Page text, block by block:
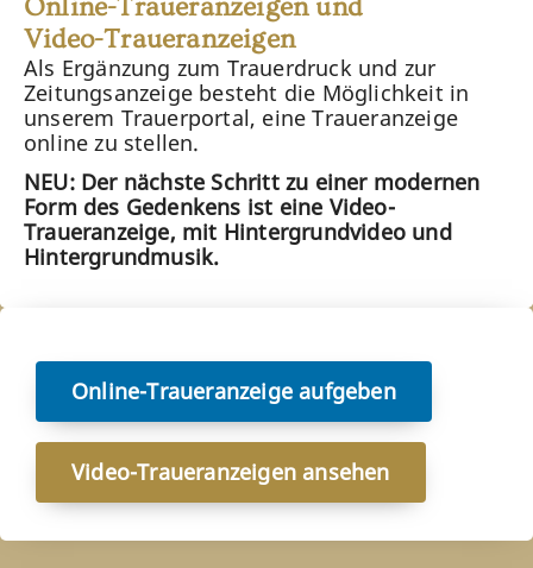
Online-Traueranzeigen und
Video-Traueranzeigen
Als Ergänzung zum Trauerdruck und zur
Zeitungsanzeige besteht die Möglichkeit in
unserem Trauerportal, eine Traueranzeige
online zu stellen.
NEU: Der nächste Schritt zu einer modernen
Form des Gedenkens ist eine Video-
Traueranzeige, mit Hintergrundvideo und
Hintergrundmusik.
Online-Traueranzeige aufgeben
Video-Traueranzeigen ansehen